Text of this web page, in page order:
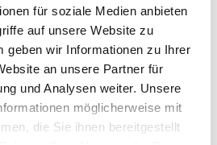
für soziale Medien anbieten
auf unsere Website zu
geben wir Informationen zu Ihrer
an unsere Partner für
und Analysen weiter. Unsere
möglicherweise mit
die Sie ihnen bereitgestellt